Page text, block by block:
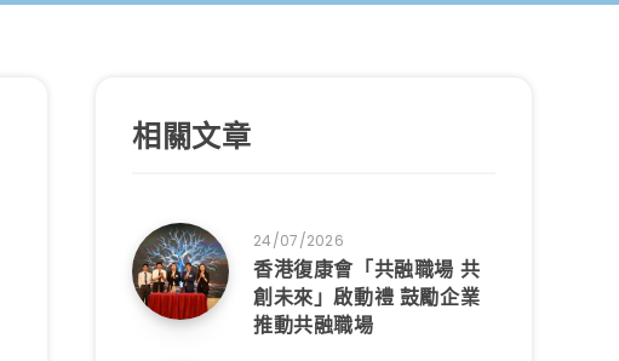
相關文章
24/07/2026
香港復康會「共融職場 共
創未來」啟動禮 鼓勵企業
推動共融職場